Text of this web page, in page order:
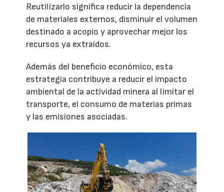
Reutilizarlo significa reducir la dependencia
de materiales externos, disminuir el volumen
destinado a acopio y aprovechar mejor los
recursos ya extraídos.
Además del beneficio económico, esta
estrategia contribuye a reducir el impacto
ambiental de la actividad minera al limitar el
transporte, el consumo de materias primas
y las emisiones asociadas.